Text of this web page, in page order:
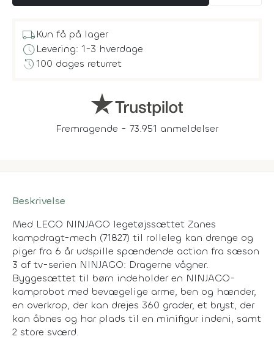
local_shippingKun få på lager
scheduleLevering: 1-3 hverdage
history100 dages returret
Fremragende - 73.951 anmeldelser
Beskrivelse
Med LEGO NINJAGO legetøjssættet Zanes
kampdragt-mech (71827) til rolleleg kan drenge og
piger fra 6 år udspille spændende action fra sæson
3 af tv-serien NINJAGO: Dragerne vågner.
Byggesættet til børn indeholder en NINJAGO-
kamprobot med bevægelige arme, ben og hænder,
en overkrop, der kan drejes 360 grader, et bryst, der
kan åbnes og har plads til en minifigur indeni, samt
2 store sværd.